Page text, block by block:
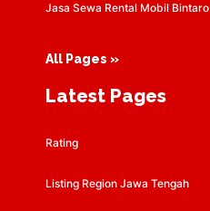
Jasa Sewa Rental Mobil Bintaro
All Pages »
Latest Pages
Rating
Listing Region Jawa Tengah